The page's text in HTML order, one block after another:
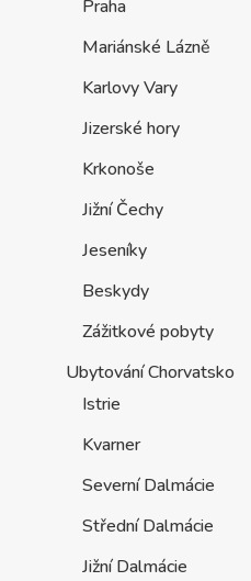
Praha
Mariánské Lázně
Karlovy Vary
Jizerské hory
Krkonoše
Jižní Čechy
Jeseníky
Beskydy
Zážitkové pobyty
Ubytování Chorvatsko
Istrie
Kvarner
Severní Dalmácie
Střední Dalmácie
Jižní Dalmácie